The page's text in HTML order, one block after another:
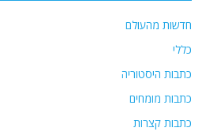
חדשות מהעולם
כללי
כתבות היסטוריה
כתבות מומחים
כתבות קצרות